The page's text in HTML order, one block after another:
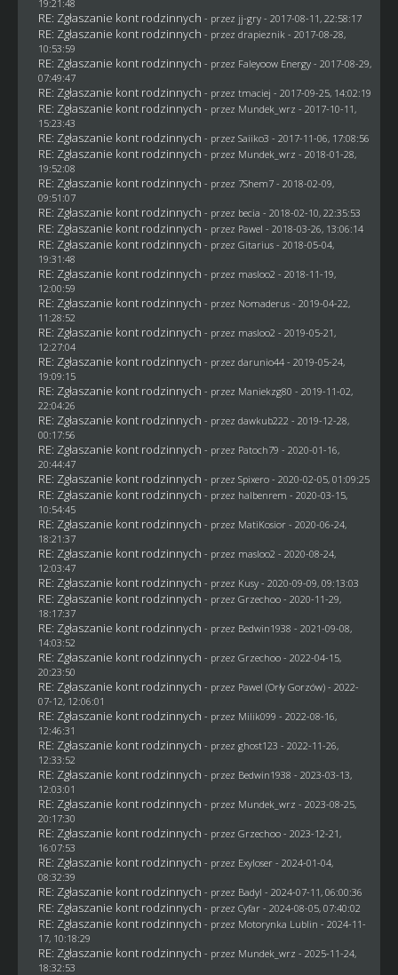
19:21:48
RE: Zgłaszanie kont rodzinnych - przez jj-gry- 2017-08-11, 22:58:17
RE: Zgłaszanie kont rodzinnych - przez drapieznik- 2017-08-28,
10:53:59
RE: Zgłaszanie kont rodzinnych - przez Faleyoow Energy- 2017-08-29,
07:49:47
RE: Zgłaszanie kont rodzinnych - przez tmaciej - 2017-09-25, 14:02:19
RE: Zgłaszanie kont rodzinnych - przez Mundek_wrz - 2017-10-11,
15:23:43
RE: Zgłaszanie kont rodzinnych - przez Saiiko3 - 2017-11-06, 17:08:56
RE: Zgłaszanie kont rodzinnych - przez Mundek_wrz - 2018-01-28,
19:52:08
RE: Zgłaszanie kont rodzinnych - przez 7Shem7- 2018-02-09,
09:51:07
RE: Zgłaszanie kont rodzinnych - przez becia - 2018-02-10, 22:35:53
RE: Zgłaszanie kont rodzinnych - przez Pawel - 2018-03-26, 13:06:14
RE: Zgłaszanie kont rodzinnych - przez Gitarius- 2018-05-04,
19:31:48
RE: Zgłaszanie kont rodzinnych - przez masloo2 - 2018-11-19,
12:00:59
RE: Zgłaszanie kont rodzinnych - przez Nomaderus- 2019-04-22,
11:28:52
RE: Zgłaszanie kont rodzinnych - przez masloo2 - 2019-05-21,
12:27:04
RE: Zgłaszanie kont rodzinnych - przez darunio44- 2019-05-24,
19:09:15
RE: Zgłaszanie kont rodzinnych - przez Maniekzg80 - 2019-11-02,
22:04:26
RE: Zgłaszanie kont rodzinnych - przez dawkub222 - 2019-12-28,
00:17:56
RE: Zgłaszanie kont rodzinnych - przez Patoch79 - 2020-01-16,
20:44:47
RE: Zgłaszanie kont rodzinnych - przez Spixero- 2020-02-05, 01:09:25
RE: Zgłaszanie kont rodzinnych - przez halbenrem - 2020-03-15,
10:54:45
RE: Zgłaszanie kont rodzinnych - przez MatiKosior- 2020-06-24,
18:21:37
RE: Zgłaszanie kont rodzinnych - przez masloo2 - 2020-08-24,
12:03:47
RE: Zgłaszanie kont rodzinnych - przez Kusy- 2020-09-09, 09:13:03
RE: Zgłaszanie kont rodzinnych - przez Grzechoo- 2020-11-29,
18:17:37
RE: Zgłaszanie kont rodzinnych - przez Bedwin1938 - 2021-09-08,
14:03:52
RE: Zgłaszanie kont rodzinnych - przez Grzechoo- 2022-04-15,
20:23:50
RE: Zgłaszanie kont rodzinnych - przez Pawel (Orły Gorzów)- 2022-
07-12, 12:06:01
RE: Zgłaszanie kont rodzinnych - przez Milik099 - 2022-08-16,
12:46:31
RE: Zgłaszanie kont rodzinnych - przez ghost123 - 2022-11-26,
12:33:52
RE: Zgłaszanie kont rodzinnych - przez Bedwin1938 - 2023-03-13,
12:03:01
RE: Zgłaszanie kont rodzinnych - przez Mundek_wrz - 2023-08-25,
20:17:30
RE: Zgłaszanie kont rodzinnych - przez Grzechoo- 2023-12-21,
16:07:53
RE: Zgłaszanie kont rodzinnych - przez Exyloser- 2024-01-04,
08:32:39
RE: Zgłaszanie kont rodzinnych - przez Badyl - 2024-07-11, 06:00:36
RE: Zgłaszanie kont rodzinnych - przez Cyfar- 2024-08-05, 07:40:02
RE: Zgłaszanie kont rodzinnych - przez Motorynka Lublin - 2024-11-
17, 10:18:29
RE: Zgłaszanie kont rodzinnych - przez Mundek_wrz - 2025-11-24,
18:32:53